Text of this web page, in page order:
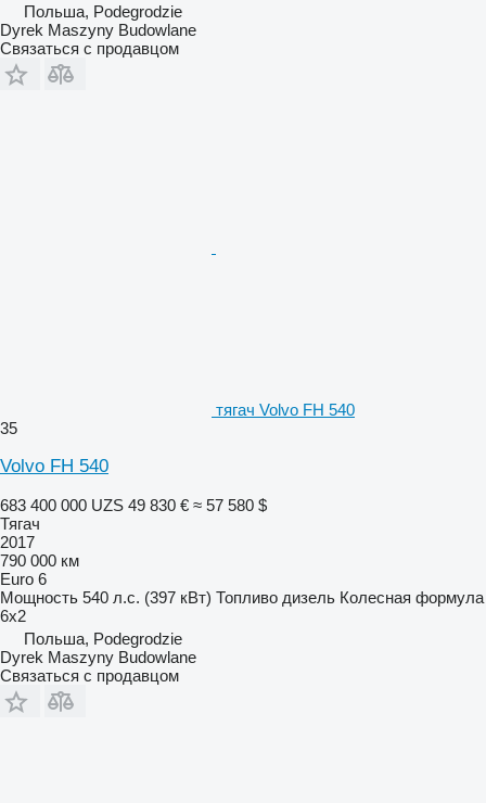
Польша, Podegrodzie
Dyrek Maszyny Budowlane
Связаться с продавцом
тягач Volvo FH 540
35
Volvo FH 540
683 400 000 UZS 49 830 € ≈ 57 580 $
Тягач
2017
790 000 км
Euro 6
Мощность 540 л.с. (397 кВт) Топливо дизель Колесная формула
6x2
Польша, Podegrodzie
Dyrek Maszyny Budowlane
Связаться с продавцом